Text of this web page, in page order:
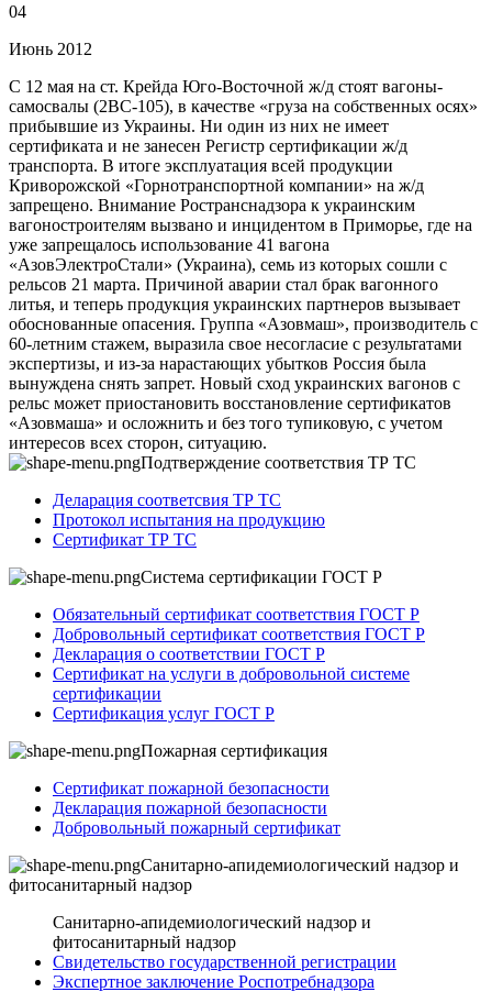
04
Июнь 2012
С 12 мая на ст. Крейда Юго-Восточной ж/д стоят вагоны-
самосвалы (2ВС-105), в качестве «груза на собственных осях»
прибывшие из Украины. Ни один из них не имеет
сертификата и не занесен Регистр сертификации ж/д
транспорта. В итоге эксплуатация всей продукции
Криворожской «Горнотранспортной компании» на ж/д
запрещено. Внимание Ространснадзора к украинским
вагоностроителям вызвано и инцидентом в Приморье, где на
уже запрещалось использование 41 вагона
«АзовЭлектроСтали» (Украина), семь из которых сошли с
рельсов 21 марта. Причиной аварии стал брак вагонного
литья, и теперь продукция украинских партнеров вызывает
обоснованные опасения. Группа «Азовмаш», производитель с
60-летним стажем, выразила свое несогласие с результатами
экспертизы, и из-за нарастающих убытков Россия была
вынуждена снять запрет. Новый сход украинских вагонов с
рельс может приостановить восстановление сертификатов
«Азовмаша» и осложнить и без того тупиковую, с учетом
интересов всех сторон, ситуацию.
Подтверждение соответствия ТР ТС
Деларация соответсвия ТР ТС
Протокол испытания на продукцию
Сертификат ТР ТС
Система сертификации ГОСТ Р
Обязательный сертификат соответствия ГОСТ Р
Добровольный сертификат соответствия ГОСТ Р
Декларация о соответствии ГОСТ Р
Сертификат на услуги в добровольной системе
сертификации
Сертификация услуг ГОСТ Р
Пожарная сертификация
Сертификат пожарной безопасности
Декларация пожарной безопасности
Добровольный пожарный сертификат
Санитарно-апидемиологический надзор и
фитосанитарный надзор
Санитарно-апидемиологический надзор и
фитосанитарный надзор
Свидетельство государственной регистрации
Экспертное заключение Роспотребнадзора